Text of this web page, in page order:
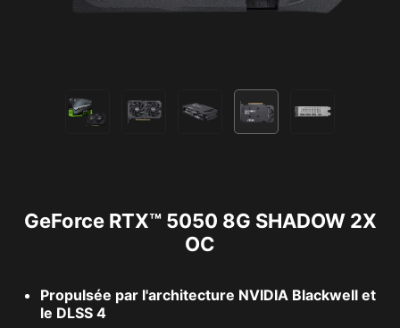
GeForce RTX™ 5050 8G SHADOW 2X
OC
Propulsée par l'architecture NVIDIA Blackwell et
le DLSS 4